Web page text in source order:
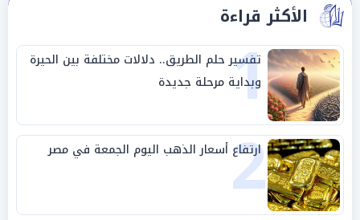
الأكثر قراءة
1
تفسير حلم الطريق.. دلالات مختلفة بين الحيرة
وبداية مرحلة جديدة
2
ارتفاع أسعار الذهب اليوم الجمعة في مصر